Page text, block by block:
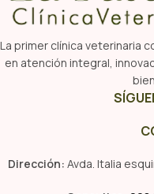
La primer clínica veterinaria
en atención integral,
Dirección: Avda. Italia